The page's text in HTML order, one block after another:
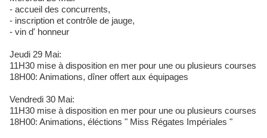
- accueil des concurrents,
- inscription et contrôle de jauge,
- vin d' honneur
Jeudi 29 Mai:
11H30 mise à disposition en mer pour une ou plusieurs courses
18H00: Animations, dîner offert aux équipages
Vendredi 30 Mai:
11H30 mise à disposition en mer pour une ou plusieurs courses
18H00: Animations, éléctions " Miss Régates Impériales "